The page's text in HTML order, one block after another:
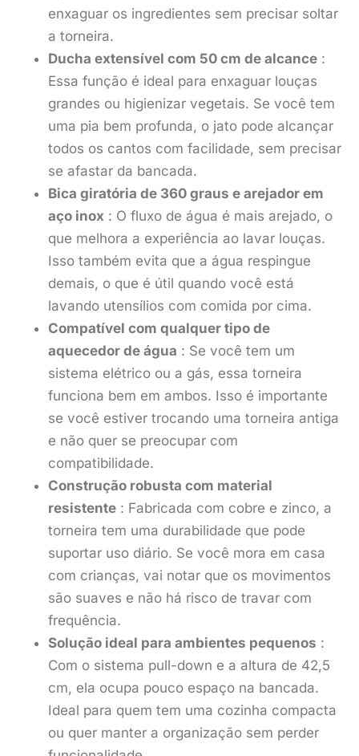
enxaguar os ingredientes sem precisar soltar
a torneira.
Ducha extensível com 50 cm de alcance :
Essa função é ideal para enxaguar louças
grandes ou higienizar vegetais. Se você tem
uma pia bem profunda, o jato pode alcançar
todos os cantos com facilidade, sem precisar
se afastar da bancada.
Bica giratória de 360 graus e arejador em
aço inox : O fluxo de água é mais arejado, o
que melhora a experiência ao lavar louças.
Isso também evita que a água respingue
demais, o que é útil quando você está
lavando utensílios com comida por cima.
Compatível com qualquer tipo de
aquecedor de água : Se você tem um
sistema elétrico ou a gás, essa torneira
funciona bem em ambos. Isso é importante
se você estiver trocando uma torneira antiga
e não quer se preocupar com
compatibilidade.
Construção robusta com material
resistente : Fabricada com cobre e zinco, a
torneira tem uma durabilidade que pode
suportar uso diário. Se você mora em casa
com crianças, vai notar que os movimentos
são suaves e não há risco de travar com
frequência.
Solução ideal para ambientes pequenos :
Com o sistema pull-down e a altura de 42,5
cm, ela ocupa pouco espaço na bancada.
Ideal para quem tem uma cozinha compacta
ou quer manter a organização sem perder